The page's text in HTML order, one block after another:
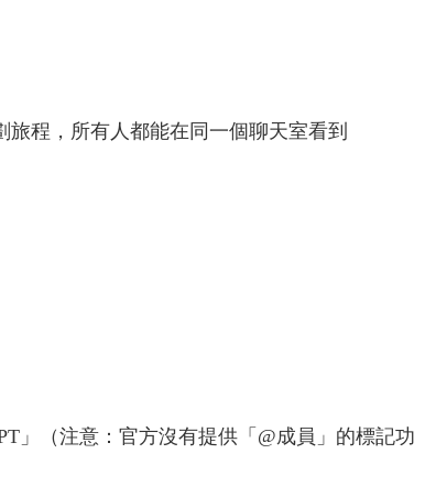
程，所有人都能在同一個聊天室看到
」（注意：官方沒有提供「@成員」的標記功